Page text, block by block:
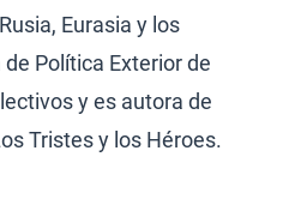
Eurasia y los
Política Exterior de
y es autora de
Tristes y los Héroes.